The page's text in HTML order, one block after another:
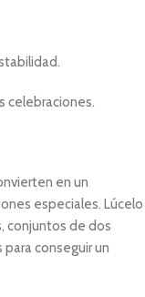
celebraciones.
en un
especiales. Lúcelo
conjuntos de dos
conseguir un